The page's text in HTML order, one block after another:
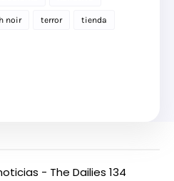
noir terror tienda
- The Dailies 134